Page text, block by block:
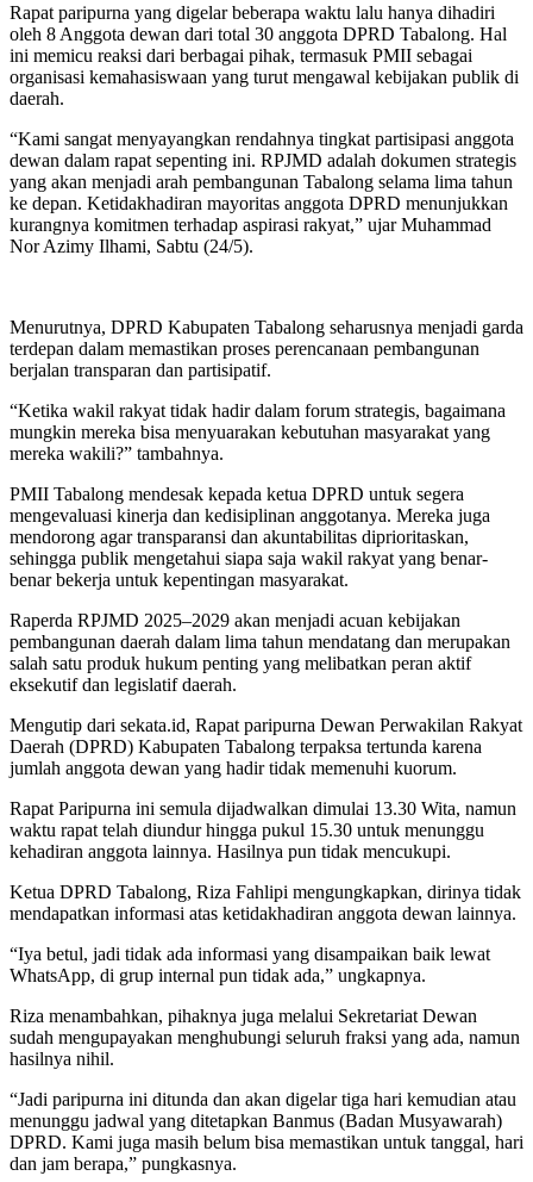
Rapat paripurna yang digelar beberapa waktu lalu hanya dihadiri
oleh 8 Anggota dewan dari total 30 anggota DPRD Tabalong. Hal
ini memicu reaksi dari berbagai pihak, termasuk PMII sebagai
organisasi kemahasiswaan yang turut mengawal kebijakan publik di
daerah.
“Kami sangat menyayangkan rendahnya tingkat partisipasi anggota
dewan dalam rapat sepenting ini. RPJMD adalah dokumen strategis
yang akan menjadi arah pembangunan Tabalong selama lima tahun
ke depan. Ketidakhadiran mayoritas anggota DPRD menunjukkan
kurangnya komitmen terhadap aspirasi rakyat,” ujar Muhammad
Nor Azimy Ilhami, Sabtu (24/5).
Menurutnya, DPRD Kabupaten Tabalong seharusnya menjadi garda
terdepan dalam memastikan proses perencanaan pembangunan
berjalan transparan dan partisipatif.
“Ketika wakil rakyat tidak hadir dalam forum strategis, bagaimana
mungkin mereka bisa menyuarakan kebutuhan masyarakat yang
mereka wakili?” tambahnya.
PMII Tabalong mendesak kepada ketua DPRD untuk segera
mengevaluasi kinerja dan kedisiplinan anggotanya. Mereka juga
mendorong agar transparansi dan akuntabilitas diprioritaskan,
sehingga publik mengetahui siapa saja wakil rakyat yang benar-
benar bekerja untuk kepentingan masyarakat.
Raperda RPJMD 2025–2029 akan menjadi acuan kebijakan
pembangunan daerah dalam lima tahun mendatang dan merupakan
salah satu produk hukum penting yang melibatkan peran aktif
eksekutif dan legislatif daerah.
Mengutip dari sekata.id, Rapat paripurna Dewan Perwakilan Rakyat
Daerah (DPRD) Kabupaten Tabalong terpaksa tertunda karena
jumlah anggota dewan yang hadir tidak memenuhi kuorum.
Rapat Paripurna ini semula dijadwalkan dimulai 13.30 Wita, namun
waktu rapat telah diundur hingga pukul 15.30 untuk menunggu
kehadiran anggota lainnya. Hasilnya pun tidak mencukupi.
Ketua DPRD Tabalong, Riza Fahlipi mengungkapkan, dirinya tidak
mendapatkan informasi atas ketidakhadiran anggota dewan lainnya.
“Iya betul, jadi tidak ada informasi yang disampaikan baik lewat
WhatsApp, di grup internal pun tidak ada,” ungkapnya.
Riza menambahkan, pihaknya juga melalui Sekretariat Dewan
sudah mengupayakan menghubungi seluruh fraksi yang ada, namun
hasilnya nihil.
“Jadi paripurna ini ditunda dan akan digelar tiga hari kemudian atau
menunggu jadwal yang ditetapkan Banmus (Badan Musyawarah)
DPRD. Kami juga masih belum bisa memastikan untuk tanggal, hari
dan jam berapa,” pungkasnya.